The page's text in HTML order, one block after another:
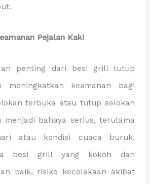
Pejalan Kaki
penting dari besi grill tutup
meningkatkan keamanan bagi
terbuka atau tutup selokan
menjadi bahaya serius, terutama
atau kondisi cuaca buruk.
besi grill yang kokoh dan
baik, risiko kecelakaan akibat